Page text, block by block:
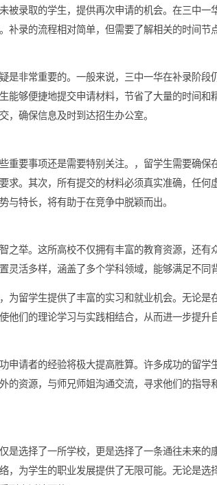
对尚未被录取的学生，提供再次申请的机会
时。补录的流程相对简单，但需要了解相
性无疑是非常重要的。一般来说，三中一
留学生能够便捷地提交申请材料，节省了
提交，确保信息及时到达招生办公室。
但一些重要事项还是需要特别关注。，留学
和要求。其次，所有提交的材料必须真实
的优势与特长，将有助于在竞争中脱颖而出
是明智之举。这所高校不仅拥有丰富的教育
设置灵活多样，涵盖了多个学科领域，能
能力，为留学生提供了丰富的实习和就业机
，使他们的理论学习与实践相结合，从而
成功申请者的经验将极大提高胜算。许多
校内外的资源，与师兄师姐沟通交流，寻求